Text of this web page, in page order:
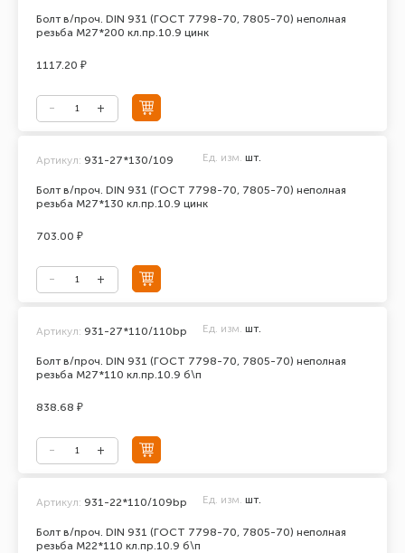
Болт в/проч. DIN 931 (ГОСТ 7798-70, 7805-70) неполная
резьба М27*200 кл.пр.10.9 цинк
1117.20 ₽
Болт в/проч. DIN 931 (ГОСТ 7798-70, 7805-70) неполная
резьба М27*130 кл.пр.10.9 цинк
Артикул: 931-27*130/109 Ед. изм. шт.
703.00 ₽
Болт в/проч. DIN 931 (ГОСТ 7798-70, 7805-70) неполная
резьба М27*110 кл.пр.10.9 б\п
Артикул: 931-27*110/110bp Ед. изм. шт.
838.68 ₽
Болт в/проч. DIN 931 (ГОСТ 7798-70, 7805-70) неполная
резьба М22*110 кл.пр.10.9 б\п
Артикул: 931-22*110/109bp Ед. изм. шт.